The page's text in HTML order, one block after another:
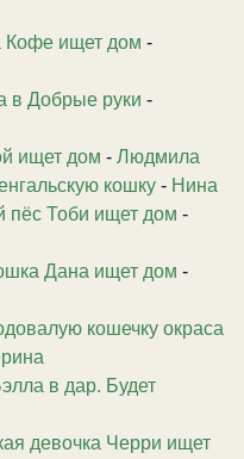
Кофе ищет дом -
в Добрые руки -
ищет дом - Людмила
кошку - Нина
пёс Тоби ищет дом -
Дана ищет дом -
кошечку окраса
в дар. Будет
девочка Черри ищет